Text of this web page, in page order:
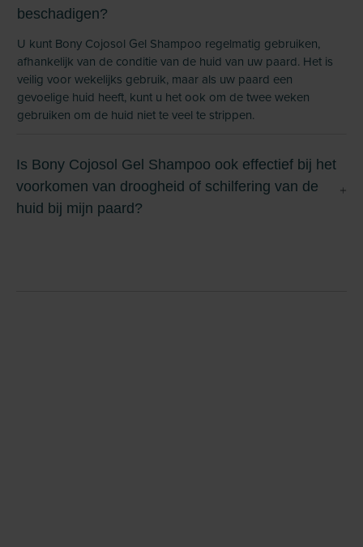
beschadigen?
U kunt Bony Cojosol Gel Shampoo regelmatig gebruiken,
afhankelijk van de conditie van de huid van uw paard. Het is
veilig voor wekelijks gebruik, maar als uw paard een
gevoelige huid heeft, kunt u het ook om de twee weken
gebruiken om de huid niet te veel te strippen.
Is Bony Cojosol Gel Shampoo ook effectief bij het
voorkomen van droogheid of schilfering van de
huid bij mijn paard?